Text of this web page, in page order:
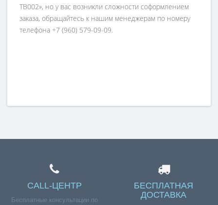
TB002», но у вас возникли сложности соформлением
заказа, обращайтесь к нашим менеджерам по номеру
телефона +7 (960) 579-09-09.
CALL-ЦЕНТР
Бесплатные консультации по
БЕСПЛАТНАЯ
ДОСТАВКА